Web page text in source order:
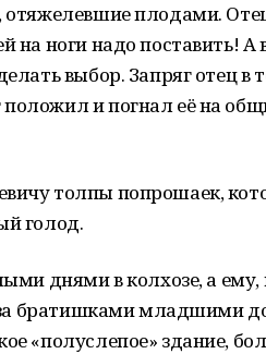
плодами.
на ноги надо поставить! А
выбор. Запряг отец в
и погнал её на
толпы попрошаек,
голод.
днями в колхозе, а
за братишками младшими
«полуслепое» здание,